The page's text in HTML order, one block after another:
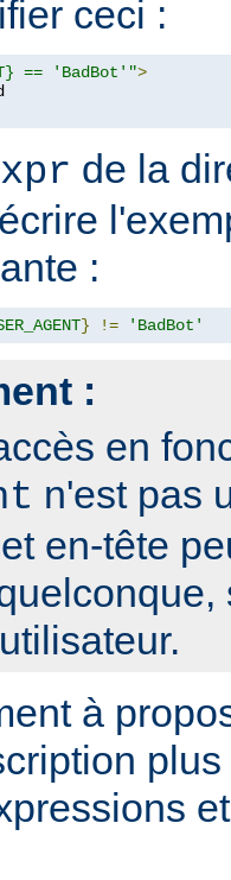
ceci :
== 'BadBot'">
de la
:
} != 'BadBot'
:
en
n'est pas
en-tête
à